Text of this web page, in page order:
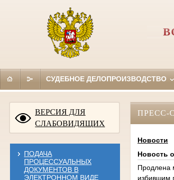
СУДЕБНОЕ ДЕЛОПРОИЗВОДСТВО
ВЕРСИЯ ДЛЯ
СЛАБОВИДЯЩИХ
ПОДАЧА
ПРОЦЕССУАЛЬНЫХ
ДОКУМЕНТОВ В
ЭЛЕКТРОННОМ ВИДЕ
ПРЕСС-
Новости
Новость
Продлена
избившим